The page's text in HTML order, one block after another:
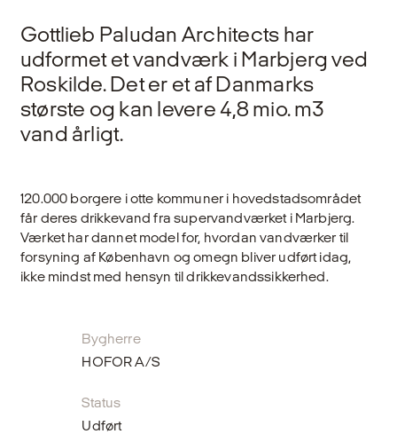
Gottlieb Paludan Architects har
udformet et vandværk i Marbjerg ved
Roskilde. Det er et af Danmarks
største og kan levere 4,8 mio. m3
vand årligt.
120.000 borgere i otte kommuner i hovedstadsområdet
får deres drikkevand fra supervandværket i Marbjerg.
Værket har dannet model for, hvordan vandværker til
forsyning af København og omegn bliver udført idag,
ikke mindst med hensyn til drikkevandssikkerhed.
Bygherre
HOFOR A/S
Status
Udført